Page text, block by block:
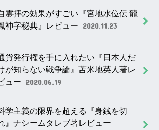
霊拝の効果がすごい『宮地水位伝 龍
神字秘典』レビュー 2020.11.23
貨発行権を手に入れたい『日本人だ
が知らない戦争論』苫米地英人著レ
ュー 2020.06.19
学主義の限界を超える『身銭を切
』ナシームタレブ著レビュー